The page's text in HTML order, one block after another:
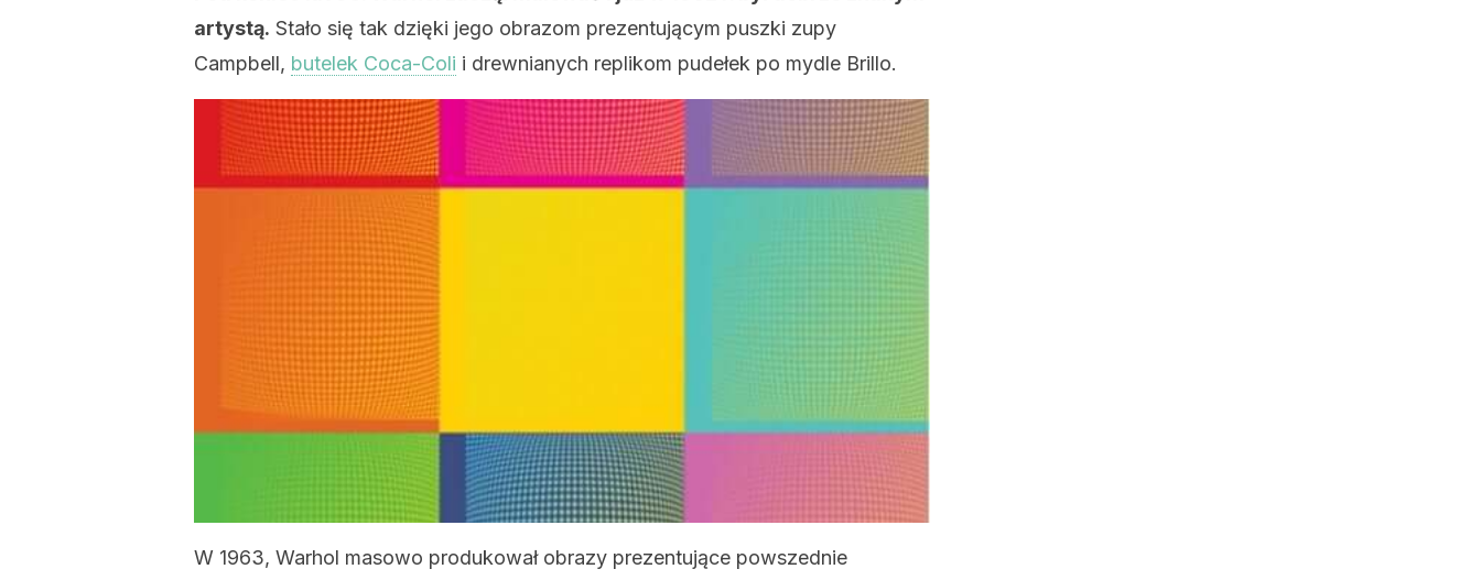
artystą. Stało się tak dzięki jego obrazom prezentującym puszki zupy
Campbell, butelek Coca-Coli i drewnianych replikom pudełek po mydle Brillo.
W 1963, Warhol masowo produkował obrazy prezentujące powszednie